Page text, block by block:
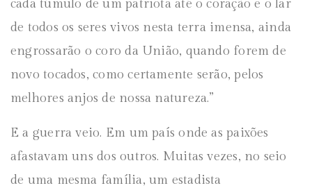
cada túmulo de um patriota até o coração e o lar
de todos os seres vivos nesta terra imensa, ainda
engrossarão o coro da União, quando forem de
novo tocados, como certamente serão, pelos
melhores anjos de nossa natureza.”
E a guerra veio. Em um país onde as paixões
afastavam uns dos outros. Muitas vezes, no seio
de uma mesma família, um estadista